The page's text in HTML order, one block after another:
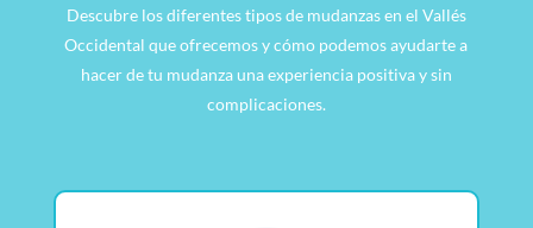
Descubre los diferentes tipos de mudanzas en el Vallés
Occidental que ofrecemos y cómo podemos ayudarte a
hacer de tu mudanza una experiencia positiva y sin
complicaciones.